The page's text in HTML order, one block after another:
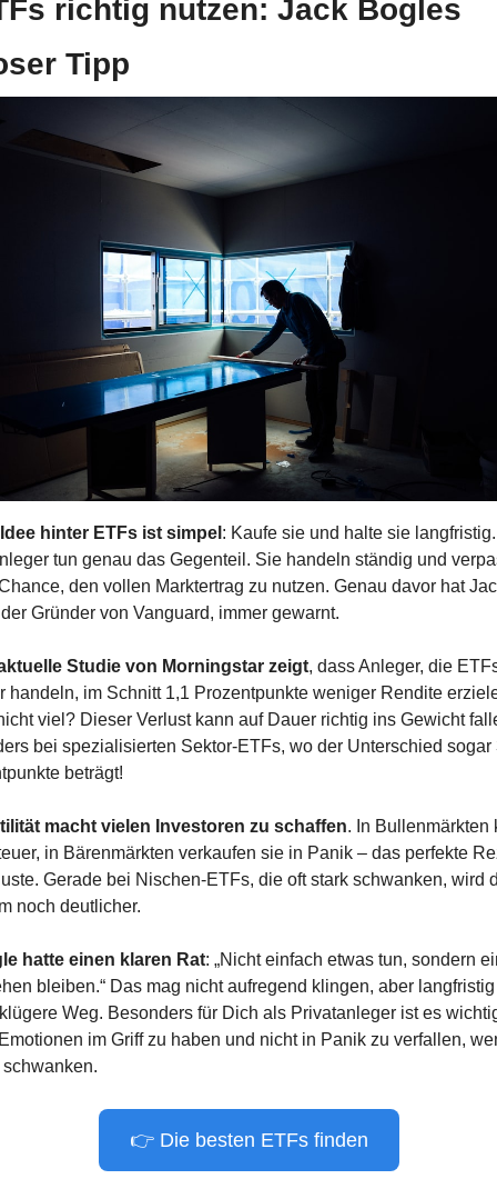
richtig nutzen: Jack Bogles
Tipp
hinter ETFs ist simpel : Kaufe sie und halte sie
tun genau das Gegenteil. Sie handeln ständig und
den vollen Marktertrag zu nutzen. Genau davor hat
Gründer von Vanguard, immer gewarnt.
Studie von Morningstar zeigt, dass Anleger, die
handeln, im Schnitt 1,1 Prozentpunkte weniger Rendite
viel? Dieser Verlust kann auf Dauer richtig ins Gewicht
bei spezialisierten Sektor-ETFs, wo der Unterschied sogar
beträgt!
macht vielen Investoren zu schaffen. In Bullenmärkten
in Bärenmärkten verkaufen sie in Panik – das perfekte
Gerade bei Nischen-ETFs, die oft stark schwanken, wird
noch deutlicher.
hatte einen klaren Rat: „Nicht einfach etwas tun, sondern
bleiben.“ Das mag nicht aufregend klingen, aber
Weg. Besonders für Dich als Privatanleger ist es
im Griff zu haben und nicht in Panik zu verfallen,
👉 Die besten ETFs finden